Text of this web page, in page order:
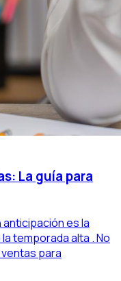
La guía para
es la
temporada alta . No
para